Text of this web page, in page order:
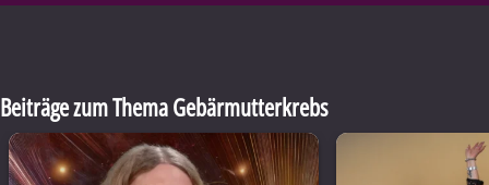
Beiträge zum Thema Gebärmutterkrebs